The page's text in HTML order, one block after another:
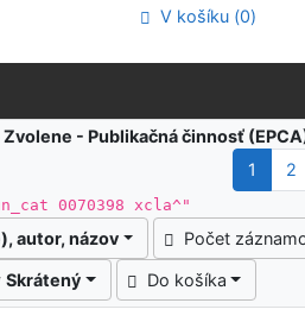
V košíku (0)
- Publikačná činnosť
1 2
0070398 xcla^"
autor, názov Počet
Skrátený Do košíka